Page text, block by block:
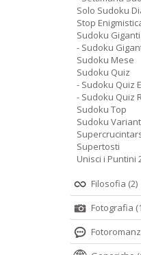
Solo Sudoku
Stop
Sudoku Giganti
- Sudoku
Sudoku Mese
Sudoku Quiz
- Sudoku Quiz
- Sudoku Quiz
Sudoku Top
Sudoku
Supertosti
Unisci i Puntini
Filosofia (2)
Fotografia